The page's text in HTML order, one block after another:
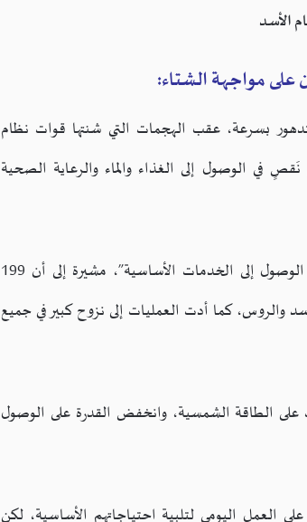
الأسد
على مواجهة الشتاء:
بسرعة، عقب الهجمات التي شنتها قوات نظام
في الوصول إلى الغذاء والماء والرعاية الصحية
وأضافت الدراسة أن “البُنية التحتية الحيويّة تضرّرت، ما أدى إلى تعطيل الوصول إلى الخدمات الأساسية”، مشيرة إلى أن 199
والروس، كما أدت العمليات إلى نزوح كبير في جميع
على الطاقة الشمسية، وانخفض القدرة على الوصول
اليومي لتلبية احتياجاتهم الأساسية، لكن